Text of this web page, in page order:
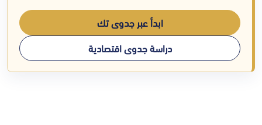
ابدأ عبر جدوى تك
دراسة جدوى اقتصادية